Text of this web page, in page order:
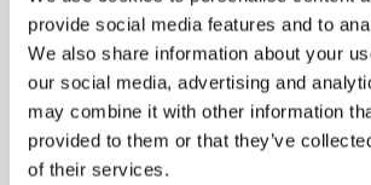
provide social media features and to
We also share information about your
our social media, advertising and
may combine it with other information
provided to them or that they’ve
of their services.
omkring robotten tilpasset kundens
den fortsatte udvikling af vores
helt naturligt, at vi får finpudset
kompetencer indenfor kravene i
Maskindirektivet.” siger projektchef
Jensen. ”Her bliver det et aktiv for